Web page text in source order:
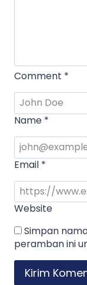
Comment *
Name *
Email *
Website
Simpan
peramban ini